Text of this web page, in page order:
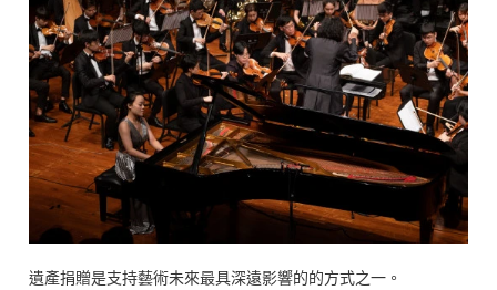
遺產捐贈是支持藝術未來最具深遠影響的的方式之一。